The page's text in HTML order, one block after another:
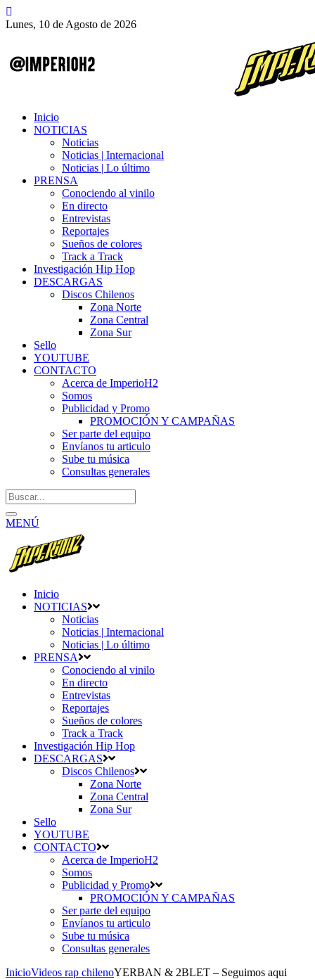
Lunes, 10 de Agosto de 2026
Inicio
NOTICIAS
Noticias
Noticias | Internacional
Noticias | Lo último
PRENSA
Conociendo al vinilo
En directo
Entrevistas
Reportajes
Sueños de colores
Track a Track
Investigación Hip Hop
DESCARGAS
Discos Chilenos
Zona Norte
Zona Central
Zona Sur
Sello
YOUTUBE
CONTACTO
Acerca de ImperioH2
Somos
Publicidad y Promo
PROMOCIÓN Y CAMPAÑAS
Ser parte del equipo
Envíanos tu articulo
Sube tu música
Consultas generales
MENÚ
Inicio
NOTICIAS
Noticias
Noticias | Internacional
Noticias | Lo último
PRENSA
Conociendo al vinilo
En directo
Entrevistas
Reportajes
Sueños de colores
Track a Track
Investigación Hip Hop
DESCARGAS
Discos Chilenos
Zona Norte
Zona Central
Zona Sur
Sello
YOUTUBE
CONTACTO
Acerca de ImperioH2
Somos
Publicidad y Promo
PROMOCIÓN Y CAMPAÑAS
Ser parte del equipo
Envíanos tu articulo
Sube tu música
Consultas generales
InicioVideos rap chilenoYERBAN & 2BLET – Seguimos aqui